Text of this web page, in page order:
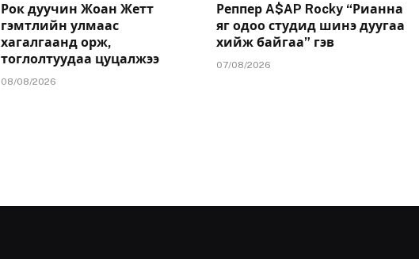
Рок дуучин Жоан Жетт
гэмтлийн улмаас
хагалгаанд орж,
тоглолтуудаа цуцалжээ
08/08/2026
Реппер A$AP Rocky “Рианна
яг одоо студид шинэ дуугаа
хийж байгаа” гэв
07/08/2026